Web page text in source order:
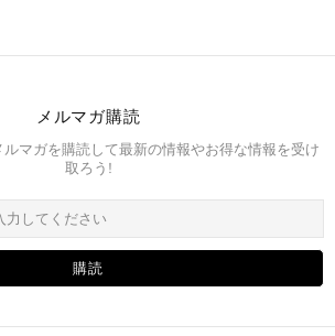
メルマガ購読
メルマガを購読して最新の情報やお得な情報を受け
取ろう!